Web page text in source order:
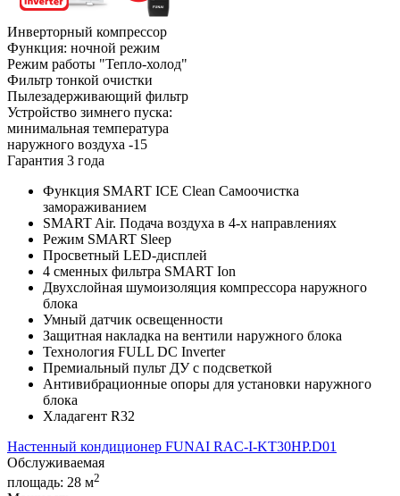
Инверторный компрессор
Функция: ночной режим
Режим работы "Тепло-холод"
Фильтр тонкой очистки
Пылезадерживающий фильтр
Устройство зимнего пуска:
минимальная температура
наружного воздуха -15
Гарантия 3 года
Функция SMART ICE Clean Самоочистка
замораживанием
SMART Air. Подача воздуха в 4-х направлениях
Режим SMART Sleep
Просветный LED-дисплей
4 сменных фильтра SMART Ion
Двухслойная шумоизоляция компрессора наружного
блока
Умный датчик освещенности
Защитная накладка на вентили наружного блока
Технология FULL DC Inverter
Премиальный пульт ДУ с подсветкой
Антивибрационные опоры для установки наружного
блока
Хладагент R32
Настенный кондиционер FUNAI RAC-I-KT30HP.D01
Обслуживаемая
площадь: 28 м2